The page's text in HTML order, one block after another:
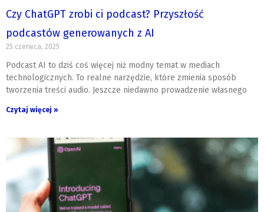
Czy ChatGPT zrobi ci podcast? Przyszłość
podcastów generowanych z AI
25 czerwca, 2025
Podcast AI to dziś coś więcej niż modny temat w mediach
technologicznych. To realne narzędzie, które zmienia sposób
tworzenia treści audio. Jeszcze niedawno prowadzenie własnego
Czytaj więcej »